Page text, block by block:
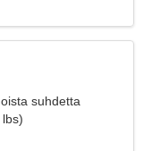
suhdetta